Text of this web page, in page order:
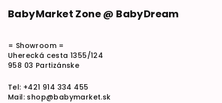
BabyMarket Zone @ BabyDream
= Showroom =
Uherecká cesta 1355/124
958 03 Partizánske
Tel: +421 914 334 455
Mail: shop@babymarket.sk